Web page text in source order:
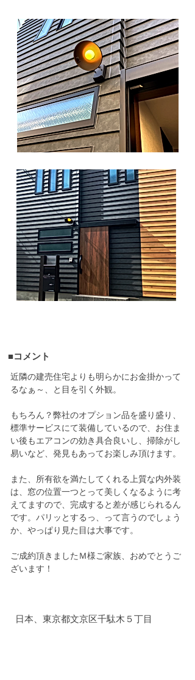
■コメント
近隣の建売住宅よりも明らかにお金掛かって
るなぁ～、と目を引く外観。
もちろん？弊社のオプション品を盛り盛り、
標準サービスにて装備しているので、お住ま
い後もエアコンの効き具合良いし、掃除がし
易いなど、発見もあってお楽しみ頂けます。
また、所有欲を満たしてくれる上質な内外装
は、窓の位置一つとって美しくなるように考
えてますので、完成すると差が感じられるん
です。パリッとするっ、って言うのでしょう
か、やっぱり見た目は大事です。
ご成約頂きましたＭ様ご家族、おめでとうご
ざいます！
日本、東京都文京区千駄木５丁目